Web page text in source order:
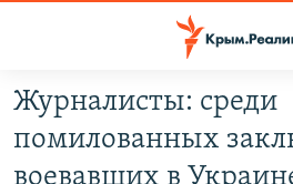
Вернуться
основному
содержанию
НОВОСТИ
Журналисты: среди
помилованных
воевавших в